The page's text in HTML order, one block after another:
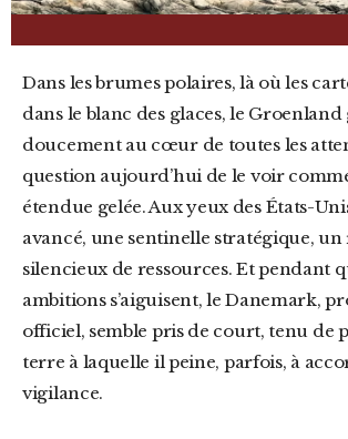
Dans les brumes polaires, là où les cartes s’effacent
dans le blanc des glaces, le Groenland
doucement au cœur de toutes les
question aujourd’hui de le voir
étendue gelée. Aux yeux des États-
avancé, une sentinelle stratégique,
silencieux de ressources. Et pendant
ambitions s’aiguisent, le Danemark,
officiel, semble pris de court, tenu de
terre à laquelle il peine, parfois, à
vigilance.